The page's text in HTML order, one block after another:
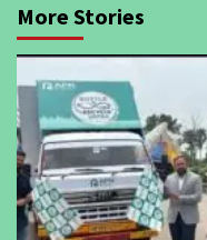
More Stories